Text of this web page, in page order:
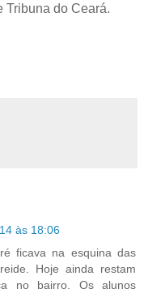
Tribuna do Ceará.
às 18:06
ficava na esquina das
Hoje ainda restam
no bairro. Os alunos